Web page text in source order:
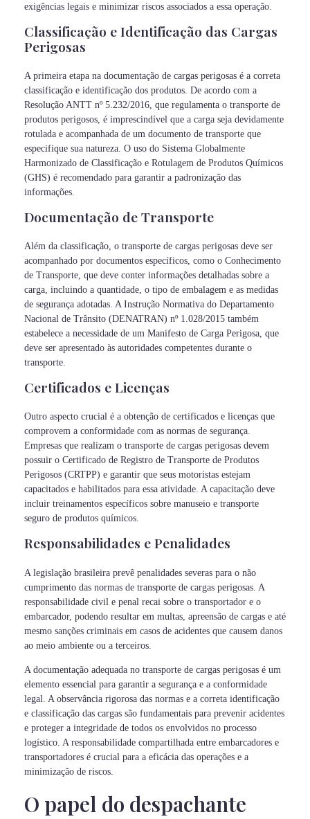
exigências legais e minimizar riscos associados a essa operação.
Classificação e Identificação das Cargas
Perigosas
A primeira etapa na documentação de cargas perigosas é a correta
classificação e identificação dos produtos. De acordo com a
Resolução ANTT nº 5.232/2016, que regulamenta o transporte de
produtos perigosos, é imprescindível que a carga seja devidamente
rotulada e acompanhada de um documento de transporte que
especifique sua natureza. O uso do Sistema Globalmente
Harmonizado de Classificação e Rotulagem de Produtos Químicos
(GHS) é recomendado para garantir a padronização das
informações.
Documentação de Transporte
Além da classificação, o transporte de cargas perigosas deve ser
acompanhado por documentos específicos, como o Conhecimento
de Transporte, que deve conter informações detalhadas sobre a
carga, incluindo a quantidade, o tipo de embalagem e as medidas
de segurança adotadas. A Instrução Normativa do Departamento
Nacional de Trânsito (DENATRAN) nº 1.028/2015 também
estabelece a necessidade de um Manifesto de Carga Perigosa, que
deve ser apresentado às autoridades competentes durante o
transporte.
Certificados e Licenças
Outro aspecto crucial é a obtenção de certificados e licenças que
comprovem a conformidade com as normas de segurança.
Empresas que realizam o transporte de cargas perigosas devem
possuir o Certificado de Registro de Transporte de Produtos
Perigosos (CRTPP) e garantir que seus motoristas estejam
capacitados e habilitados para essa atividade. A capacitação deve
incluir treinamentos específicos sobre manuseio e transporte
seguro de produtos químicos.
Responsabilidades e Penalidades
A legislação brasileira prevê penalidades severas para o não
cumprimento das normas de transporte de cargas perigosas. A
responsabilidade civil e penal recai sobre o transportador e o
embarcador, podendo resultar em multas, apreensão de cargas e até
mesmo sanções criminais em casos de acidentes que causem danos
ao meio ambiente ou a terceiros.
A documentação adequada no transporte de cargas perigosas é um
elemento essencial para garantir a segurança e a conformidade
legal. A observância rigorosa das normas e a correta identificação
e classificação das cargas são fundamentais para prevenir acidentes
e proteger a integridade de todos os envolvidos no processo
logístico. A responsabilidade compartilhada entre embarcadores e
transportadores é crucial para a eficácia das operações e a
minimização de riscos.
O papel do despachante